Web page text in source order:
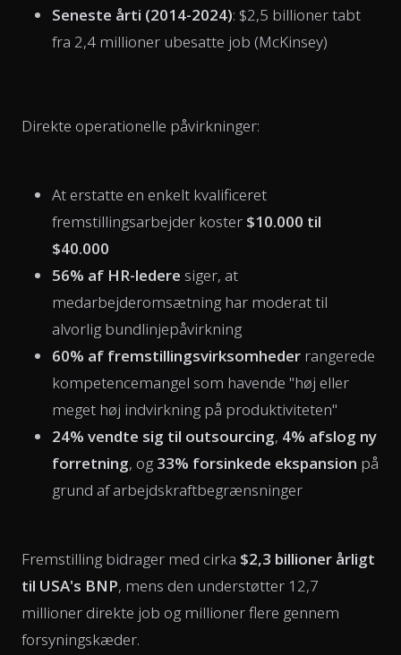
Seneste årti (2014-2024): $2,5 billioner tabt
fra 2,4 millioner ubesatte job (McKinsey)
Direkte operationelle påvirkninger:
At erstatte en enkelt kvalificeret
fremstillingsarbejder koster $10.000 til
$40.000
56% af HR-ledere siger, at
medarbejderomsætning har moderat til
alvorlig bundlinjepåvirkning
60% af fremstillingsvirksomheder rangerede
kompetencemangel som havende "høj eller
meget høj indvirkning på produktiviteten"
24% vendte sig til outsourcing, 4% afslog ny
forretning, og 33% forsinkede ekspansion på
grund af arbejdskraftbegrænsninger
Fremstilling bidrager med cirka $2,3 billioner årligt
til USA's BNP, mens den understøtter 12,7
millioner direkte job og millioner flere gennem
forsyningskæder.